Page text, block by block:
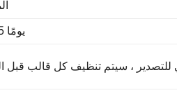
30-35 يومًا